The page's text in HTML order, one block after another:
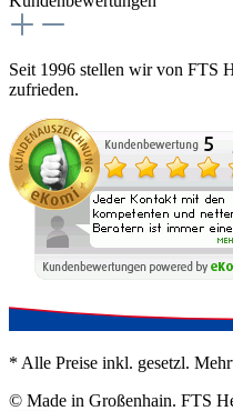
Seit 1996 stellen wir von FTS
zufrieden.
* Alle Preise inkl. gesetzl.
© Made in Großenhain. FTS